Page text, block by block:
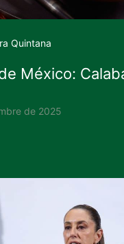
Quintana
México:
de 2025